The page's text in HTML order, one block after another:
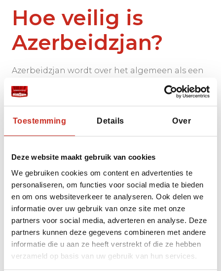
Toestemming Details Over
Deze website maakt gebruik van cookies
We gebruiken cookies om content en advertenties te
personaliseren, om functies voor social media te bieden
en om ons websiteverkeer te analyseren. Ook delen we
informatie over uw gebruik van onze site met onze
partners voor social media, adverteren en analyse. Deze
partners kunnen deze gegevens combineren met andere
informatie die u aan ze heeft verstrekt of die ze hebben
verzameld op basis van uw gebruik van hun services.
Hoe veilig is
Azerbeidzjan?
Azerbeidzjan wordt over het algemeen als een
vooral in steden zoals Baku, die een moderne
infrastructuur en lage criminaliteit hebben.
Hoewel criminaliteit relatief laag is, is het
voor, maar wees voorzichtig buiten de steden.
wordt reizen naar deze regio afgeraden. Andere
delen van het land zijn veilig, mits je de lokale
wetten respecteert. Aardbevingen kunnen zich
af en toe voordoen in bepaalde gebieden.
Vermijd demonstraties en houd rekening met
lokale tradities en religieuze normen. Over het
algemeen is Azerbeidzjan veilig, maar het is
belangrijk om goed voorbereid te zijn en de